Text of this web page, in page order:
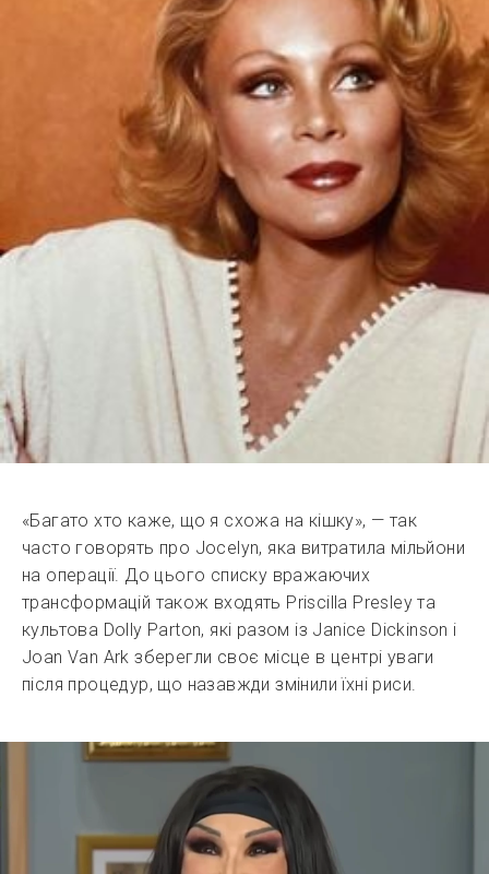
«Багато хто каже, що я схожа на кішку», — так
часто говорять про Jocelyn, яка витратила мільйони
на операції. До цього списку вражаючих
трансформацій також входять Priscilla Presley та
культова Dolly Parton, які разом із Janice Dickinson і
Joan Van Ark зберегли своє місце в центрі уваги
після процедур, що назавжди змінили їхні риси.